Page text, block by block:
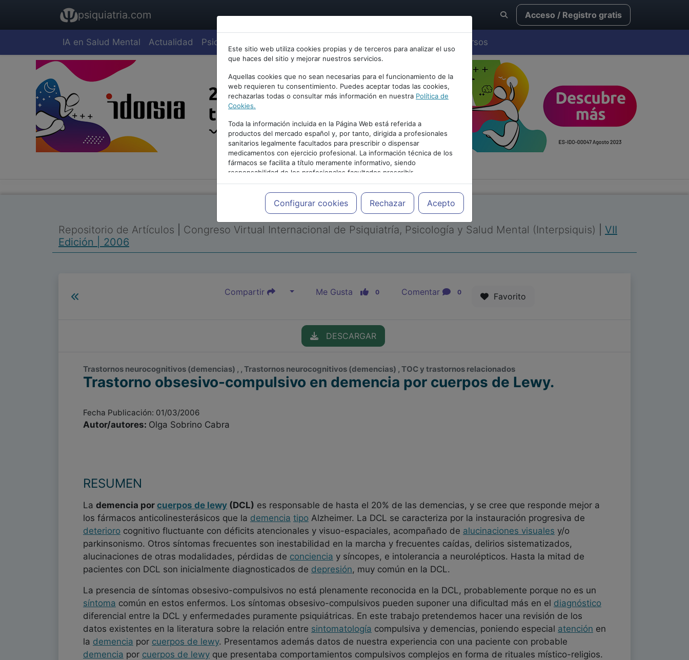
psiquiatria.com Acceso / Registro gratis
IA en Salud Mental Actualidad Psiquiatría Cursos
Este sitio web utiliza cookies propias y de terceros para analizar el uso
que haces del sitio y mejorar nuestros servicios.
Aquellas cookies que no sean necesarias para el funcionamiento de la
web requieren tu consentimiento. Puedes aceptar todas las cookies,
rechazarlas todas o consultar más información en nuestra Política de
Cookies.
Toda la información incluida en la Página Web está referida a
productos del mercado español y, por tanto, dirigida a profesionales
sanitarios legalmente facultados para prescribir o dispensar
medicamentos con ejercicio profesional. La información técnica de los
fármacos se facilita a título meramente informativo, siendo
responsabilidad de los profesionales facultados prescribir
medicamentos y decidir, en cada caso concreto, el tratamiento más
adecuado a las necesidades del paciente.
Configurar cookies Rechazar Acepto
PUBLICIDAD
Repositorio de Artículos Congreso Virtual Internacional de Psiquiatría, Psicología y Salud Mental (Interpsiquis)
VII
Edición | 2006
Compartir Me Gusta 0 Comentar 0 Favorito
DESCARGAR
Trastornos neurocognitivos (demencias) , , Trastornos neurocognitivos (demencias) , TOC y trastornos relacionados
Trastorno obsesivo-compulsivo en demencia por cuerpos de Lewy.
Fecha Publicación: 01/03/2006
Autor/autores: Olga Sobrino Cabra
RESUMEN
La demencia por cuerpos de lewy (DCL) es responsable de hasta el 20% de las demencias, y se cree que responde mejor a
los fármacos anticolinesterásicos que la demencia tipo Alzheimer. La DCL se caracteriza por la instauración progresiva de
deterioro cognitivo fluctuante con déficits atencionales y visuo-espaciales, acompañado de alucinaciones visuales y/o
parkinsonismo. Otros síntomas frecuentes son inestabilidad en la marcha y frecuentes caídas, delirios sistematizados,
alucinaciones de otras modalidades, pérdidas de conciencia y síncopes, e intolerancia a neurolépticos. Hasta la mitad de
pacientes con DCL son inicialmente diagnosticados de depresión, muy común en la DCL.
La presencia de síntomas obsesivo-compulsivos no está plenamente reconocida en la DCL, probablemente porque no es un
síntoma común en estos enfermos. Los síntomas obsesivo-compulsivos pueden suponer una dificultad más en el diagnóstico
diferencial entre la DCL y enfermedades puramente psiquiátricas. En este trabajo pretendemos hacer una revisión de los
datos existentes en la literatura sobre la relación entre sintomatología compulsiva y demencias, poniendo especial atención en
la demencia por cuerpos de lewy. Presentamos además datos de nuestra experiencia con una paciente con probable
demencia por cuerpos de lewy que presentaba comportamientos compulsivos complejos en forma de rituales místico-religios.